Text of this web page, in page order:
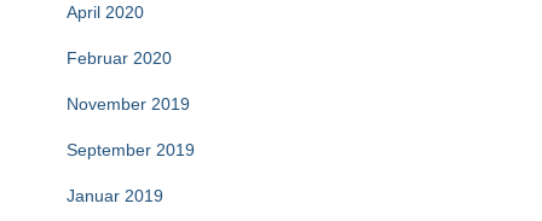
April 2020
Februar 2020
November 2019
September 2019
Januar 2019